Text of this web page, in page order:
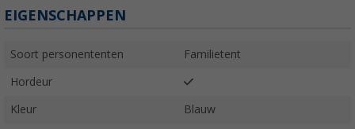
EIGENSCHAPPEN
Soort personententen Familietent
Hordeur
Kleur Blauw